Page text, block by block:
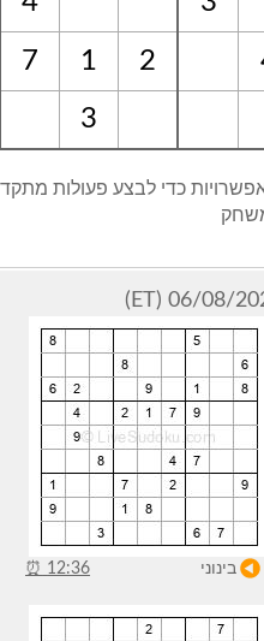
7 1 2
3
כדי לבצע פעולות
בינוני 12:36
⏰